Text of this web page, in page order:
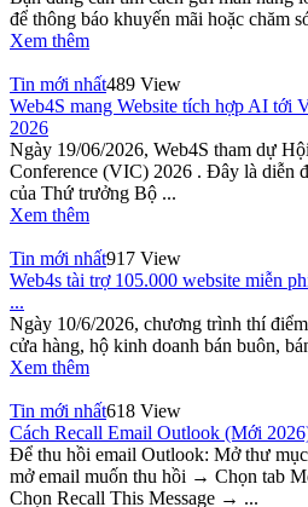
để thông báo khuyến mãi hoặc chăm
Xem thêm
Tin mới nhất489 View
Web4S mang Website tích hợp AI tới
2026
Ngày 19/06/2026, Web4S tham dự
Conference (VIC) 2026 . Đây là diễn
của Thứ trưởng Bộ ...
Xem thêm
Tin mới nhất917 View
Web4s tài trợ 105.000 website miễn
...
Ngày 10/6/2026, chương trình thí
cửa hàng, hộ kinh doanh bán buôn,
Xem thêm
Tin mới nhất618 View
Cách Recall Email Outlook (Mới
Để thu hồi email Outlook: Mở thư
mở email muốn thu hồi → Chọn tab
Chọn Recall This Message → ...